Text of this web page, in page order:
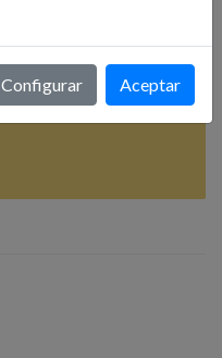
Configurar Aceptar